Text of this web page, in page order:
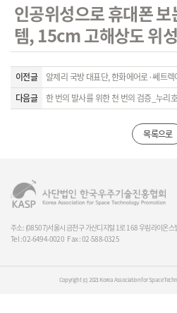
인공위성으로 휴대폰
템, 15cm 고해상도 위
이전글
알제리 국방 대표단, 한화에어로·쎄트
다음글
한 번의 발사를 위한 천 번의 검증_누리
목록으로
주소: (08507)서울시 금천구 가산디지털 1로 168 우림라이온
Tel : 02-6494-0020 Fax : 02-588-0325
Copyright (c) 2021 Korea Association for Space